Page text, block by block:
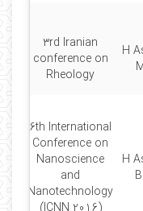
H
3rd Iranian
conference on
Rheology
H
6th International
Conference on
Nanoscience
and
Nanotechnology